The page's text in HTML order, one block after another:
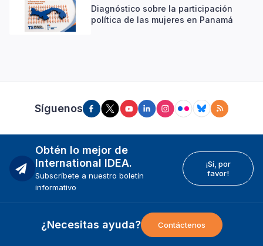
Diagnóstico sobre la participación
política de las mujeres en Panamá
Síguenos
Obtén lo mejor de
International IDEA.
Subscríbete a nuestro boletín
informativo
¡Sí, por
favor!
¿Necesitas ayuda? Contáctenos